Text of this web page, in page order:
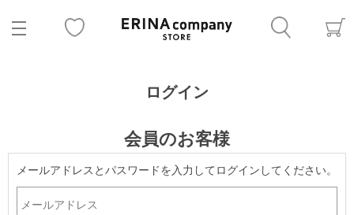
ログイン
会員のお客様
メールアドレスとパスワードを入力してログインしてください。